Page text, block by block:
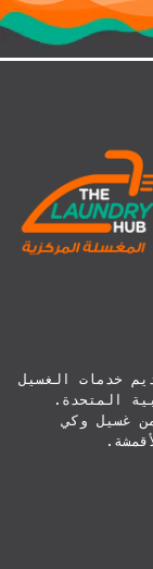
تقدم الشركة مجموعة كبيرة من الخدمات من غسيل وكي